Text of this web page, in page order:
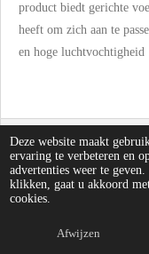
Deze website maakt
ervaring te verbeteren en
advertenties weer te
klikken, gaat u akkoord
cookies.
Afwijzen
product biedt gerichte
heeft om zich aan te
en hoge luchtvochtigheid
© 2024 Anitura
Powered by